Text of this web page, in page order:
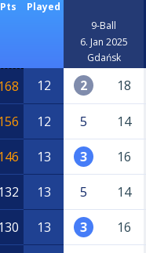
Pts Played
9-Ball
6. Jan 2025
Gdańsk
168 12 2 18
156 12 5 14
146 13 3 16
132 13 5 14
130 13 3 16